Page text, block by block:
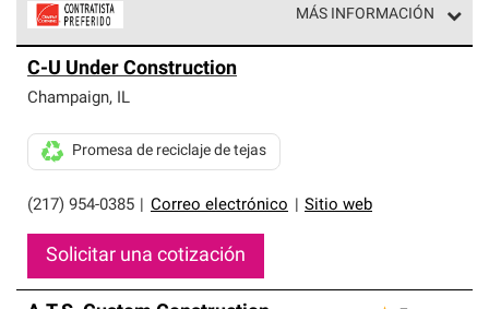
MÁS INFORMACIÓN
parte de una red exclusiva de profesionales de techos
que cumplen con altos estándares y requisitos estrictos
C-U Under Construction
Champaign, IL
(217) 954-0385 Correo electrónico Sitio web
Promesa de reciclaje de tejas
Solicitar una cotización